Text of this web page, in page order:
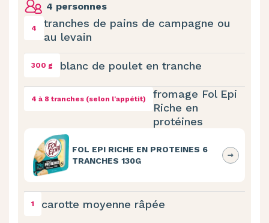
4 personnes
4
tranches de pains de campagne ou
au levain
300 g blanc de poulet en tranche
4 à 8 tranches (selon l'appétit)
fromage Fol Epi
Riche en
protéines
FOL EPI RICHE EN PROTEINES 6
TRANCHES 130G
1 carotte moyenne râpée